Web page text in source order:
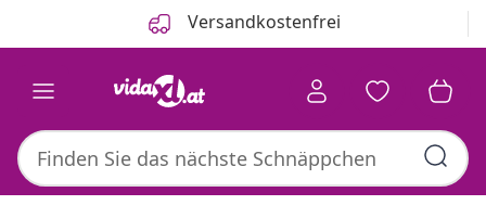
Versandkostenfrei